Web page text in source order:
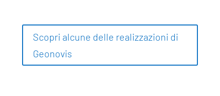
Scopri alcune delle realizzazioni di
Geonovis